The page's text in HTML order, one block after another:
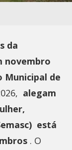
da
novembro
Municipal de
alegam
está
. O